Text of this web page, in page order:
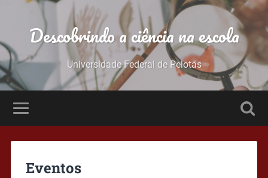
Descobrindo a ciência na escola
Universidade Federal de Pelotas
Eventos